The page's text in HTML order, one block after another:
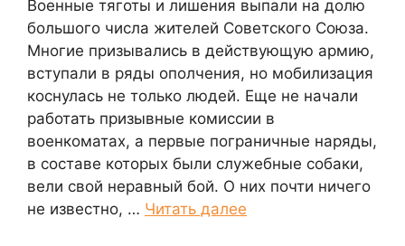
Военные тяготы и лишения выпали на долю
большого числа жителей Советского Союза.
Многие призывались в действующую армию,
вступали в ряды ополчения, но мобилизация
коснулась не только людей. Еще не начали
работать призывные комиссии в
военкоматах, а первые пограничные наряды,
в составе которых были служебные собаки,
вели свой неравный бой. О них почти ничего
не известно, … Читать далее